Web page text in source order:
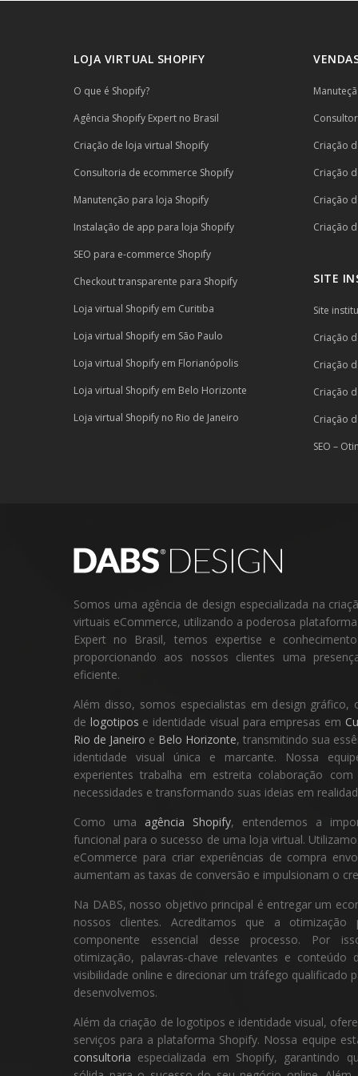
LOJA VIRTUAL SHOPIFY
O que é Shopify?
Agência Shopify Expert no Brasil
Criação de loja virtual Shopify
Consultoria de ecommerce Shopify
Manutenção para loja Shopify
Instalação de app para loja Shopify
SEO para e-commerce Shopify
Checkout transparente para Shopify
Loja virtual Shopify em Curitiba
Loja virtual Shopify em São Paulo
Loja virtual Shopify em Florianópolis
Loja virtual Shopify em Belo Horizonte
Loja virtual Shopify no Rio de Janeiro
Criação
Criação
Criação
Criação
SITE
Site
Criação
Criação
Criação
Criação
SEO –
Somos uma agência de design especializada na
virtuais eCommerce, utilizando a poderosa
Expert no Brasil, temos expertise e
proporcionando aos nossos clientes uma
eficiente.
Além disso, somos especialistas em design gráfico,
de logotipos e identidade visual para empresas em
Rio de Janeiro e Belo Horizonte, transmitindo sua
identidade visual única e marcante. Nossa
experientes trabalha em estreita colaboração
necessidades e transformando suas ideias em
Como uma agência Shopify, entendemos a
funcional para o sucesso de uma loja virtual.
eCommerce para criar experiências de compra
aumentam as taxas de conversão e impulsionam o
Na DABS, nosso objetivo principal é entregar um
nossos clientes. Acreditamos que a
componente essencial desse processo. Por
otimização, palavras-chave relevantes e conteúdo
visibilidade online e direcionar um tráfego qualificado
desenvolvemos.
Além da criação de logotipos e identidade visual,
serviços para a plataforma Shopify. Nossa equipe
consultoria especializada em Shopify, garantindo